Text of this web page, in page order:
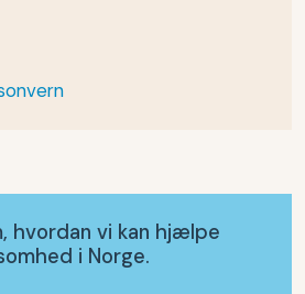
hvordan vi kan hjælpe
i Norge.